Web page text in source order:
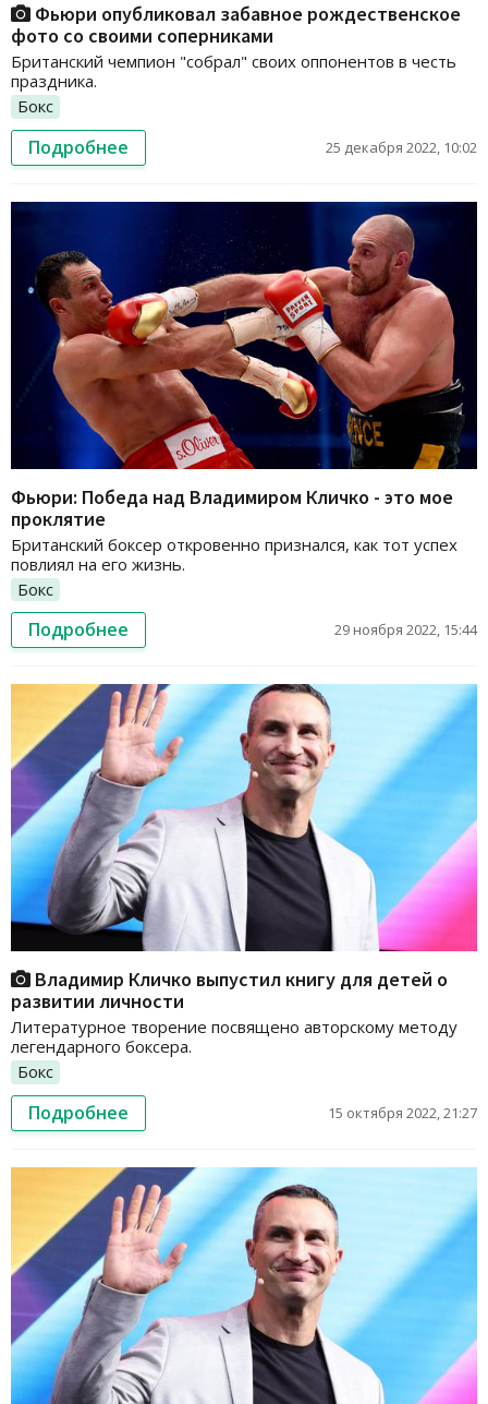
Фьюри опубликовал забавное рождественское
фото со своими соперниками
Британский чемпион "собрал" своих оппонентов в честь
праздника.
Бокс
Подробнее 25 декабря 2022, 10:02
Фьюри: Победа над Владимиром Кличко - это мое
проклятие
Британский боксер откровенно признался, как тот успех
повлиял на его жизнь.
Бокс
Подробнее 29 ноября 2022, 15:44
Владимир Кличко выпустил книгу для детей о
развитии личности
Литературное творение посвящено авторскому методу
легендарного боксера.
Бокс
Подробнее 15 октября 2022, 21:27